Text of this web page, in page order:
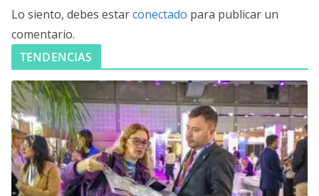
Lo siento, debes estarconectado para publicar un
comentario.
TENDENCIAS